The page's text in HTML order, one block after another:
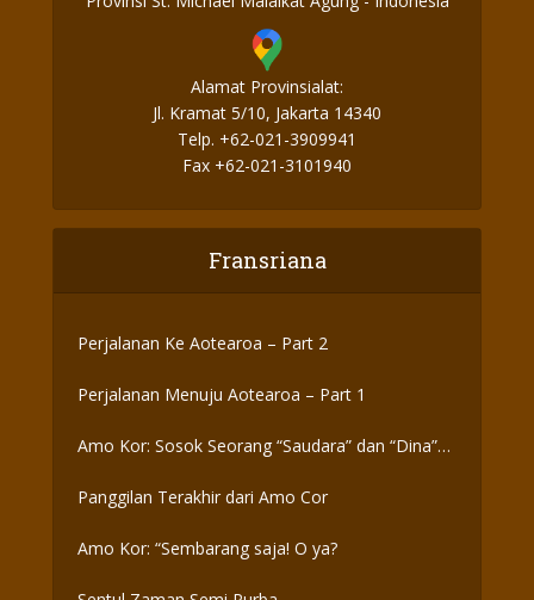
Alamat Provinsialat:
Jl. Kramat 5/10, Jakarta 14340
Telp. +62-021-3909941
Fax +62-021-3101940
Fransriana
Perjalanan Ke Aotearoa – Part 2
Perjalanan Menuju Aotearoa – Part 1
Amo Kor: Sosok Seorang “Saudara” dan “Dina”
Panggilan Terakhir dari Amo Cor
Amo Kor: “Sembarang saja! O ya?